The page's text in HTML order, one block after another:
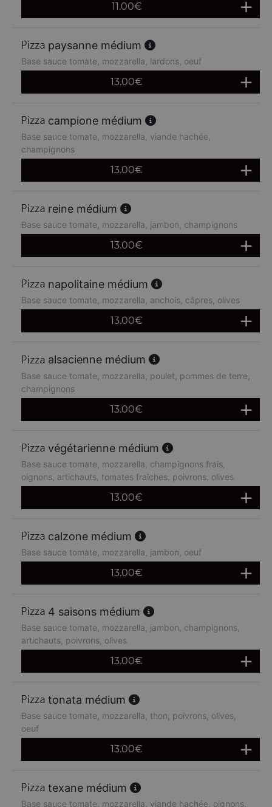
11.00€
paysanne médium
Base sauce tomate, mozzarella, lardons, oeuf
13.00€
campione médium
Base sauce tomate, mozzarella, viande hachée,
champignons
13.00€
reine médium
Base sauce tomate, mozzarella, jambon, champignons
13.00€
napolitaine médium
Base sauce tomate, mozzarella, anchois, câpres, olives
13.00€
alsacienne médium
Base sauce tomate, mozzarella, poulet, pommes de terre,
champignons
13.00€
végétarienne médium
Base sauce tomate, mozzarella, champignons frais,
oignons, artichauts, tomates fraîches, poivrons, olives
13.00€
calzone médium
Base sauce tomate, mozzarella, jambon, oeuf
13.00€
4 saisons médium
Base sauce tomate, mozzarella, jambon, champignons,
artichauts, poivrons, olives
13.00€
tonata médium
Base sauce tomate, mozzarella, thon, poivrons, olives,
oeuf
13.00€
texane médium
Base sauce tomate, mozzarella, viande hachée, oignons,